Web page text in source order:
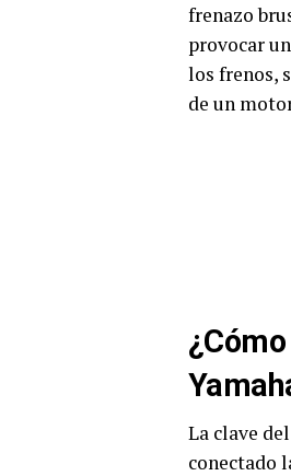
frenazo
provocar
los frenos,
de un
La clave
conectado